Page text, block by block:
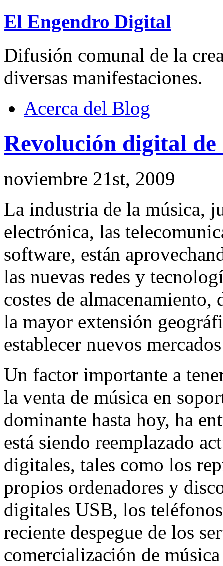
El Engendro Digital
Difusión comunal de la
diversas manifestaciones.
Acerca del Blog
Revolución digital
noviembre 21st, 2009
La industria de la música,
electrónica, las
software, están
las nuevas redes y
costes de
la mayor extensión
establecer nuevos
Un factor importante a
la venta de música en
dominante hasta hoy, ha
está siendo reemplazado
digitales, tales como los
propios ordenadores y
digitales USB, los
reciente despegue de los
comercialización de